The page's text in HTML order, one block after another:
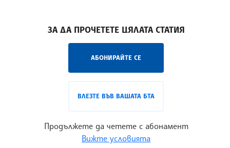
ЗА ДА ПРОЧЕТЕТЕ ЦЯЛАТА СТАТИЯ
АБОНИРАЙТЕ СЕ
ВЛЕЗТЕ ВЪВ ВАШАТА БТА
Продължете да четете с абонамент
Вижте условията